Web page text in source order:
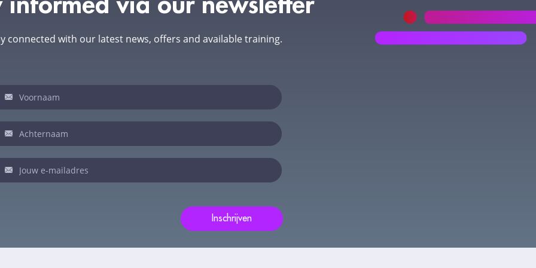
connected with our latest news, offers and available training.
Inschrijven